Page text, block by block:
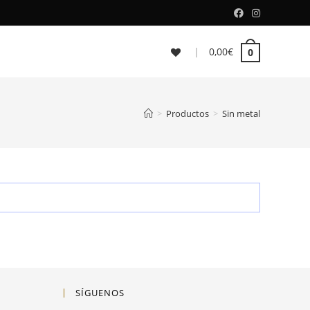
| 0,00€ 0
> Productos > Sin metal
SÍGUENOS